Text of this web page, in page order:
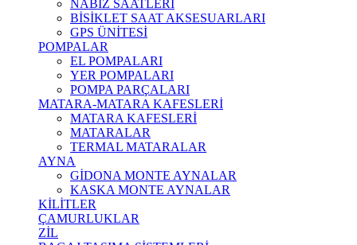
NABIZ SAATLERİ
BİSİKLET SAAT AKSESUARLARI
GPS ÜNİTESİ
POMPALAR
EL POMPALARI
YER POMPALARI
POMPA PARÇALARI
MATARA-MATARA KAFESLERİ
MATARA KAFESLERİ
MATARALAR
TERMAL MATARALAR
AYNA
GİDONA MONTE AYNALAR
KASKA MONTE AYNALAR
KİLİTLER
ÇAMURLUKLAR
ZİL